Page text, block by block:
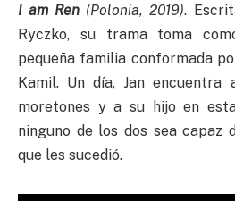
I am Ren (Polonia, 2019).
Ryczko, su trama toma
pequeña familia conformada
Kamil. Un día, Jan encuentra
moretones y a su hijo en
ninguno de los dos sea capaz
que les sucedió.